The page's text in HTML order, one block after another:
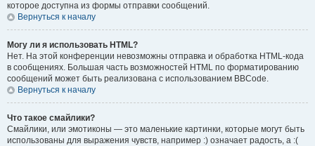
которое доступна из формы отправки сообщений.
Вернуться к началу
Могу ли я использовать HTML?
Нет. На этой конференции невозможны отправка и обработка HTML-кода
в сообщениях. Большая часть возможностей HTML по форматированию
сообщений может быть реализована с использованием BBCode.
Вернуться к началу
Что такое смайлики?
Смайлики, или эмотиконы — это маленькие картинки, которые могут быть
использованы для выражения чувств, например :) означает радость, а :(